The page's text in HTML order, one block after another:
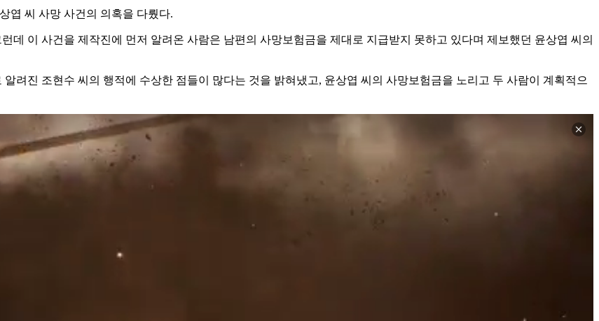
엽 씨 사망 사건의 의혹을 다뤘다.
데 이 사건을 제작진에 먼저 알려온 사람은 남편의 사망보험금을 제대로 지급받지 못하고 있다며 제보했던 윤상엽 씨의
려진 조현수 씨의 행적에 수상한 점들이 많다는 것을 밝혀냈고, 윤상엽 씨의 사망보험금을 노리고 두 사람이 계획적으